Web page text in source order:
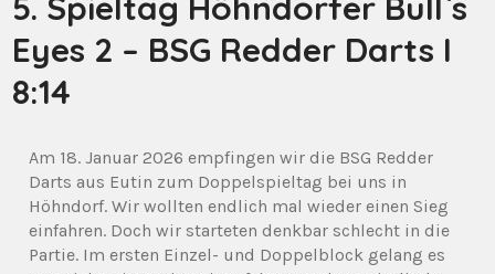
Eyes 2 – BSG Redder Darts I
8:14
Am 18. Januar 2026 empfingen wir die BSG Redder
Darts aus Eutin zum Doppelspieltag bei uns in
Höhndorf. Wir wollten endlich mal wieder einen Sieg
einfahren. Doch wir starteten denkbar schlecht in die
Partie. Im ersten Einzel- und Doppelblock gelang es